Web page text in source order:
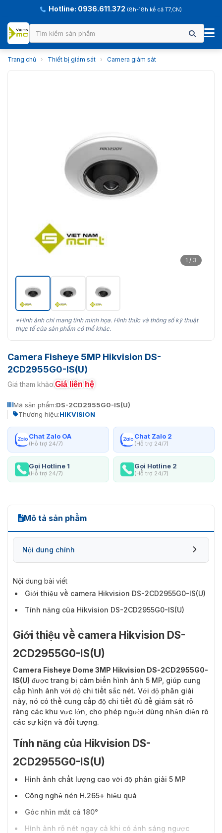
Hotline: 0936.611.372 (8h-18h kể cả T7,CN)
Trang chủ › Thiết bị giám sát › Camera giám sát
1 / 3
*Hình ảnh chỉ mang tính minh họa. Hình thức và thông số kỹ thuật
thực tế của sản phẩm có thể khác.
Camera Fisheye 5MP Hikvision DS-
2CD2955G0-IS(U)
Giá tham khảo:Giá liên hệ
Mã sản phẩm:DS-2CD2955G0-IS(U)
Thương hiệu:HIKVISION
Chat Zalo OA
(Hỗ trợ 24/7)
Chat Zalo 2
(Hỗ trợ 24/7)
Gọi Hotline 1
(Hỗ trợ 24/7)
Gọi Hotline 2
(Hỗ trợ 24/7)
Mô tả sản phẩm
Nội dung chính
Nội dung bài viết
Giới thiệu về camera Hikvision DS-2CD2955G0-IS(U)
Tính năng của Hikvision DS-2CD2955G0-IS(U)
Giới thiệu về camera Hikvision DS-
2CD2955G0-IS(U)
Camera Fisheye Dome 3MP Hikvision DS-2CD2955G0-
IS(U) được trang bị cảm biến hình ảnh 5 MP, giúp cung
cấp hình ảnh với độ chi tiết sắc nét. Với độ phân giải
này, nó có thể cung cấp độ chi tiết đủ để giám sát rõ
ràng các khu vực lớn, cho phép người dùng nhận diện rõ
các sự kiện và đối tượng.
Tính năng của Hikvision DS-
2CD2955G0-IS(U)
Hình ảnh chất lượng cao với độ phân giải 5 MP
Công nghệ nén H.265+ hiệu quả
Góc nhìn mắt cá 180°
Hình ảnh rõ nét ngay cả khi có ánh sáng ngược